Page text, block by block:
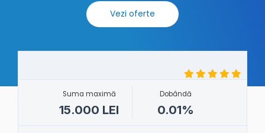
Vezi oferte
Suma maximă
15.000 LEI
Dobândă
0.01%